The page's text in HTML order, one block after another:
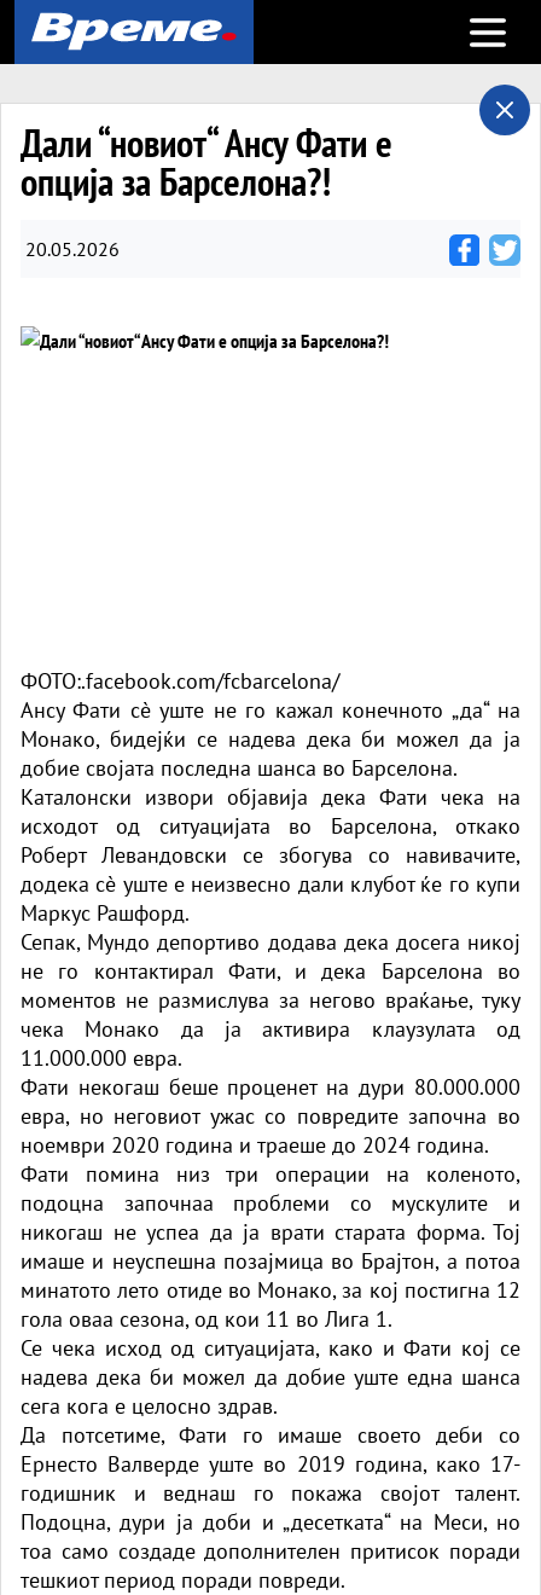
Open
Дали “новиот“ Ансу Фати е
опција за Барселона?!
20.05.2026
ФОТО:.facebook.com/fcbarcelona/
Ансу Фати сè уште не го кажал конечното „да“ на
Монако, бидејќи се надева дека би можел да ја
добие својата последна шанса во Барселона.
Каталонски извори објавија дека Фати чека на
исходот од ситуацијата во Барселона, откако
Роберт Левандовски се збогува со навивачите,
додека сè уште е неизвесно дали клубот ќе го купи
Маркус Рашфорд.
Сепак, Мундо депортиво додава дека досега никој
не го контактирал Фати, и дека Барселона во
моментов не размислува за негово враќање, туку
чека Монако да ја активира клаузулата од
11.000.000 евра.
Фати некогаш беше проценет на дури 80.000.000
евра, но неговиот ужас со повредите започна во
ноември 2020 година и траеше до 2024 година.
Фати помина низ три операции на коленото,
подоцна започнаа проблеми со мускулите и
никогаш не успеа да ја врати старата форма. Тој
имаше и неуспешна позајмица во Брајтон, а потоа
минатото лето отиде во Монако, за кој постигна 12
гола оваа сезона, од кои 11 во Лига 1.
Се чека исход од ситуацијата, како и Фати кој се
надева дека би можел да добие уште една шанса
сега кога е целосно здрав.
Да потсетиме, Фати го имаше своето деби со
Ернесто Валверде уште во 2019 година, како 17-
годишник и веднаш го покажа својот талент.
Подоцна, дури ја доби и „десетката“ на Меси, но
тоа само создаде дополнителен притисок поради
тешкиот период поради повреди.